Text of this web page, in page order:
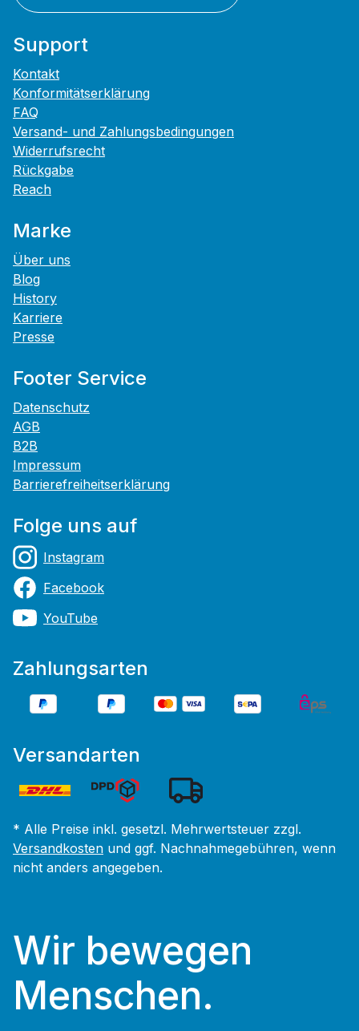
Support
Kontakt
Konformitätserklärung
FAQ
Versand- und Zahlungsbedingungen
Widerrufsrecht
Rückgabe
Reach
Marke
Über uns
Blog
History
Karriere
Presse
Footer Service
Datenschutz
AGB
B2B
Impressum
Barrierefreiheitserklärung
Folge uns auf
Instagram
Facebook
YouTube
Zahlungsarten
Versandarten
* Alle Preise inkl. gesetzl. Mehrwertsteuer zzgl.
Versandkosten und ggf. Nachnahmegebühren, wenn
nicht anders angegeben.
Wir bewegen
Menschen.